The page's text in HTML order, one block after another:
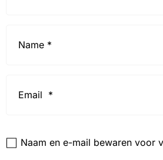
Naam en e-mail bewaren voor